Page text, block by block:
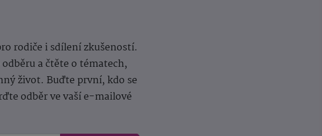
rodiče i sdílení zkušeností.
a čtěte o tématech,
život. Buďte první, kdo se
odběr ve vaší e-mailové